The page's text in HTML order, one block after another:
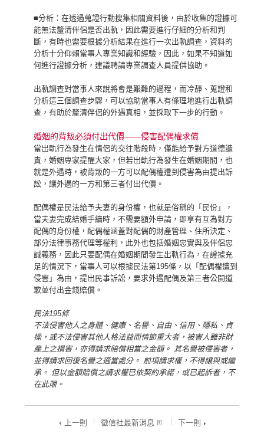
■分析：在透過蒐證行動搜集相關資料後，由於收集的證據可
能無法釐清伴侶是否出軌，因此需要進行仔細的分析和判
斷，有時也需要根據分析結果在進行一次出軌調查，資料的
分析十分仰賴當事人專業知識和經驗，因此，如果不知道如
何進行證據分析，建議聘請專業調查人員提供協助。
出軌調查對當事人來說將會是艱難的過程，而冷靜、蒐證和
分析這三個調查步驟，可以協助當事人有條理地進行出軌調
查，有助於釐清伴侶的外遇真相，並採取下一步的行動。
婚姻的背叛必須付出代價——侵害配偶權求償
當出軌行為發生在情侶的交往階段時，僅能給予對方道德譴
責，婚姻專家提醒大家，但若出軌行為發生在婚姻期間，也
就是外遇時，被背叛的一方可以配偶權遭到侵害為由提出訴
訟，讓外遇的一方和第三者付出代價。
配偶權是民法給予夫妻的身份權，也就是俗稱的「民份」，
當夫妻完成結婚手續時，不需要額外申請，即享有互為對方
配偶的身份權，配偶權涵蓋對配偶的財產管理、住所決定、
部分法律事務代理等權利，此外也包括婚姻忠實與及伴侶忠
誠義務，因此只要配偶在婚姻期間發生出軌行為，在證據充
足的情況下，當事人可以根據民法第195條，以「配偶權遭到
侵害」為由，提出民事訴訟，要求外遇配偶及第三者公開道
歉並付出金錢賠償。
民法195條
不法侵害他人之身體、健康、名譽、自由、信用、隱私、貞
操，或不法侵害其他人格法益而情節重大者，被害人雖非財
產上之損害，亦得請求賠償相當之金額。 其名譽被侵害者，
並得請求回復名譽之適當處分。 前項請求權，不得讓與或繼
承。 但以金額賠償之請求權已依契約承諾，或已起訴者，不
在此限。
上一則 徵信社最新消息 下一則